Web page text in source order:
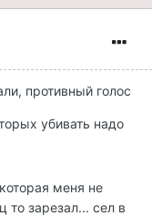
противный голос
убивать надо
меня не
то зарезал... сел в